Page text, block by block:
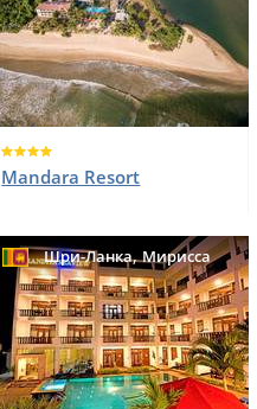
Mandara Resort
Шри-Ланка,Мирисса